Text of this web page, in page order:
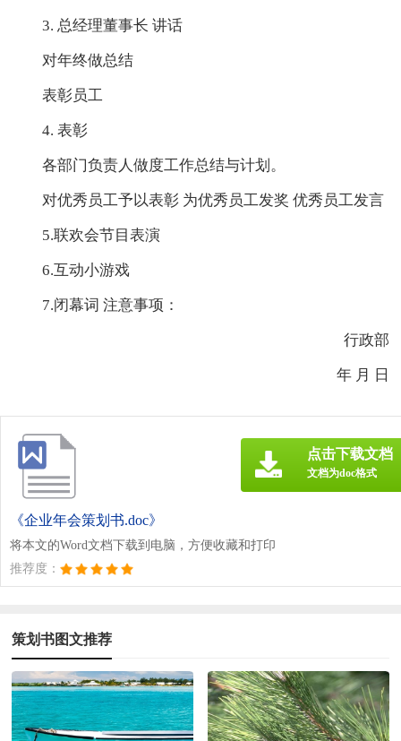
3. 总经理董事长 讲话
对年终做总结
表彰员工
4. 表彰
各部门负责人做度工作总结与计划。
对优秀员工予以表彰 为优秀员工发奖 优秀员工发言
5.联欢会节目表演
6.互动小游戏
7.闭幕词 注意事项：
行政部
年 月 日
《企业年会策划书.doc》
将本文的Word文档下载到电脑，方便收藏和打印
推荐度：
点击下载文档
文档为doc格式
策划书图文推荐